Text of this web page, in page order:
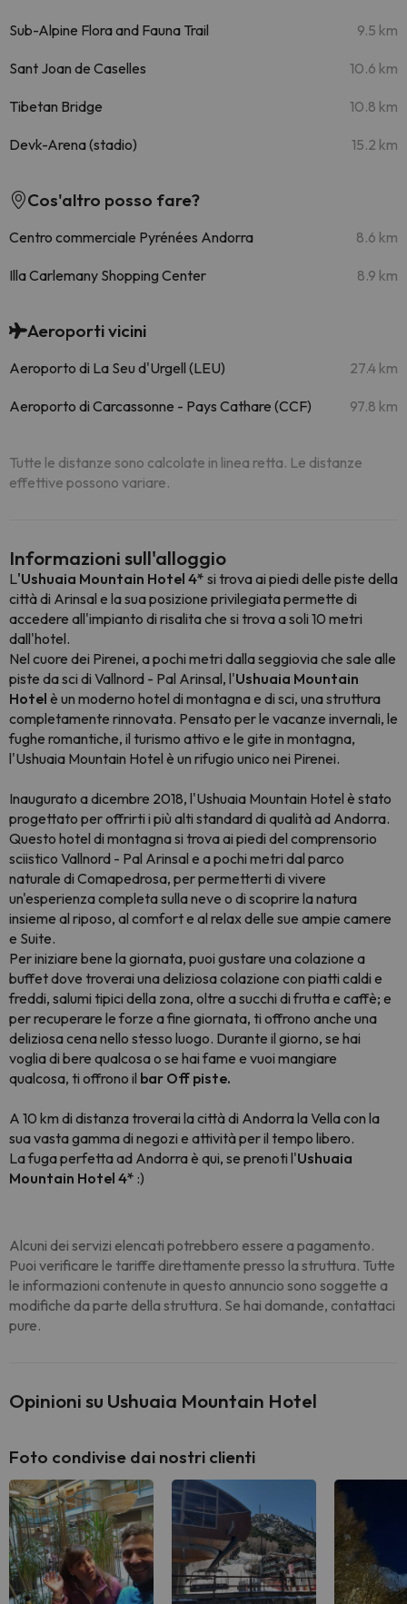
Sub-Alpine Flora and Fauna Trail 9.5 km
Sant Joan de Caselles 10.6 km
Tibetan Bridge 10.8 km
Devk-Arena (stadio) 15.2 km
Cos'altro posso fare?
Centro commerciale Pyrénées Andorra 8.6 km
Illa Carlemany Shopping Center 8.9 km
Aeroporti vicini
Aeroporto di La Seu d'Urgell (LEU) 27.4 km
Aeroporto di Carcassonne - Pays Cathare (CCF) 97.8 km
Tutte le distanze sono calcolate in linea retta. Le distanze
effettive possono variare.
Informazioni sull'alloggio
L'Ushuaia Mountain Hotel 4* si trova ai piedi delle piste della
città di Arinsal e la sua posizione privilegiata permette di
accedere all'impianto di risalita che si trova a soli 10 metri
dall'hotel.
Nel cuore dei Pirenei, a pochi metri dalla seggiovia che sale alle
piste da sci di Vallnord - Pal Arinsal, l'Ushuaia Mountain
Hotel è un moderno hotel di montagna e di sci, una struttura
completamente rinnovata. Pensato per le vacanze invernali, le
fughe romantiche, il turismo attivo e le gite in montagna,
l'Ushuaia Mountain Hotel è un rifugio unico nei Pirenei.
Inaugurato a dicembre 2018, l'Ushuaia Mountain Hotel è stato
progettato per offrirti i più alti standard di qualità ad Andorra.
Questo hotel di montagna si trova ai piedi del comprensorio
sciistico Vallnord - Pal Arinsal e a pochi metri dal parco
naturale di Comapedrosa, per permetterti di vivere
un'esperienza completa sulla neve o di scoprire la natura
insieme al riposo, al comfort e al relax delle sue ampie camere
e Suite.
Per iniziare bene la giornata, puoi gustare una colazione a
buffet dove troverai una deliziosa colazione con piatti caldi e
freddi, salumi tipici della zona, oltre a succhi di frutta e caffè; e
per recuperare le forze a fine giornata, ti offrono anche una
deliziosa cena nello stesso luogo. Durante il giorno, se hai
voglia di bere qualcosa o se hai fame e vuoi mangiare
qualcosa, ti offrono il bar Off piste.
A 10 km di distanza troverai la città di Andorra la Vella con la
sua vasta gamma di negozi e attività per il tempo libero.
La fuga perfetta ad Andorra è qui, se prenoti l'Ushuaia
Mountain Hotel 4* :)
Alcuni dei servizi elencati potrebbero essere a pagamento.
Puoi verificare le tariffe direttamente presso la struttura. Tutte
le informazioni contenute in questo annuncio sono soggette a
modifiche da parte della struttura. Se hai domande, contattaci
pure.
Opinioni su Ushuaia Mountain Hotel
Foto condivise dai nostri clienti